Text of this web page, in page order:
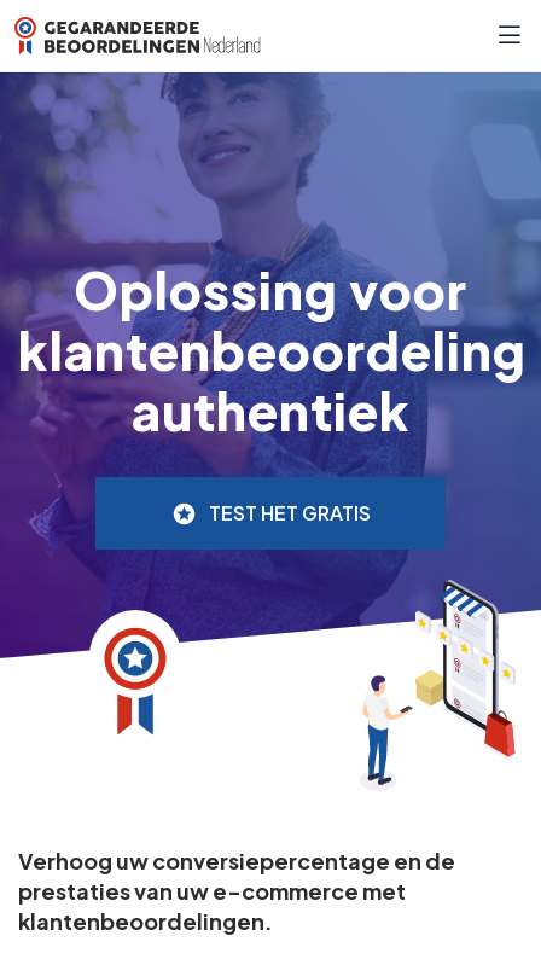
Oplossing voor
klantenbeoordeling
authentiek
TEST HET GRATIS
Verhoog uw conversiepercentage en de
prestaties van uw e-commerce met
klantenbeoordelingen.